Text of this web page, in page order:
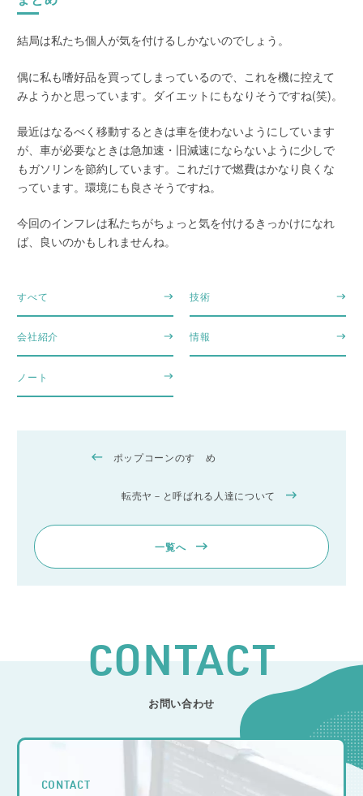
結局は私たち個人が気を付けるしかないのでしょう。
偶に私も嗜好品を買ってしまっているので、これを機に控えて
みようかと思っています。ダイエットにもなりそうですね(笑)。
最近はなるべく移動するときは車を使わないようにしています
が、車が必要なときは急加速・旧減速にならないように少しで
もガソリンを節約しています。これだけで燃費はかなり良くな
っています。環境にも良さそうですね。
今回のインフレは私たちがちょっと気を付けるきっかけになれ
ば、良いのかもしれませんね。
すべて 技術
会社紹介 情報
ノート
ポップコーンのすゝめ
転売ヤ－と呼ばれる人達について
一覧へ
CONTACT
お問い合わせ
CONTACT